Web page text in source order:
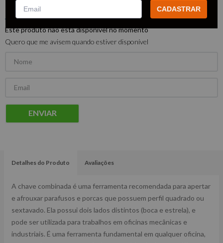
Este produto não está disponível no momento
Quero que me avisem quando estiver disponível
ENVIAR
Detalhes do Produto Avaliações
A chave combinada é uma ferramenta recomendada para apertar
e afrouxar parafusos e porcas que possuem perfil quadrado ou
sextavado. Ela possui dois lados distintos (boca e estrela), e
pode ser utilizada para trabalhos em oficinas mecânicas e
industriais. É uma ferramenta fundamental em qualquer oficina,
CADASTRAR